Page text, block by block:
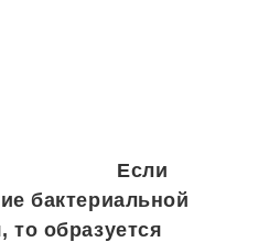
Если
бактериальной
образуется